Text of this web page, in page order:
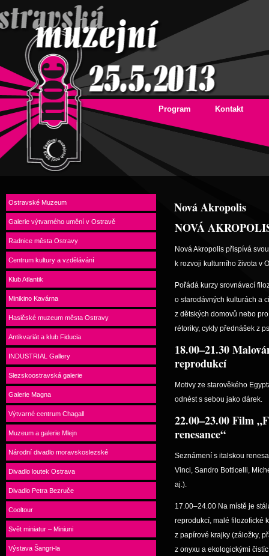
Program Kontakt
Ostravské Muzeum
Galerie výtvarného umění v Ostravě
Radnice města Ostravy
Centrum kultury a vzdělávání
Klub Atlantik
Minikino Kavárna
Hasičské muzeum města Ostravy
Antikvariát a klub Fiducia
INDUSTRIAL Gallery
Slezskoostravská galerie
Galerie Magna
Výtvarné centrum Chagall
Muzeum a galerie Mlejn
Národní divadlo moravskoslezské
Divadlo loutek Ostrava
Divadlo Petra Bezruče
Cooltour
Svět miniatur – Miniuni
Výstava Šangri-la
Nová Akropolis
NOVÁ
Nová Akropolis přispívá
k rozvoji kulturního života v
Pořádá kurzy srovnávací
o starodávných kulturách a
z dětských domovů nebo
rétoriky, cykly přednášek z
18.00–21.30
reprodukcí
Motivy ze starověkého
odnést s sebou jako dárek.
22.00–23.00 Film
renesance“
Seznámení s italskou
Vinci, Sandro Botticelli,
aj.).
17.00–24.00 Na místě je
reprodukcí, malé filozofické
z papírové krajky (záložky,
z onyxu a ekologickými